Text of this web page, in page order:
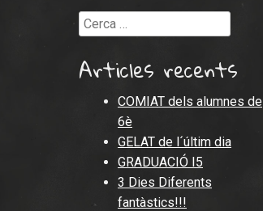
Cerca
Articles recents
COMIAT dels alumnes de
6è
GELAT de l´últim dia
GRADUACIÓ I5
3 Dies Diferents
fantàstics!!!